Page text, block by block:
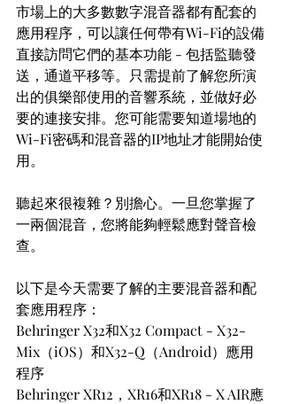
市場上的大多數數字混音器都有配套的
應用程序，可以讓任何帶有Wi-Fi的設備
直接訪問它們的基本功能 - 包括監聽發
送，通道平移等。只需提前了解您所演
出的俱樂部使用的音響系統，並做好必
要的連接安排。您可能需要知道場地的
Wi-Fi密碼和混音器的IP地址才能開始使
用。
聽起來很複雜？別擔心。一旦您掌握了
一兩個混音，您將能夠輕鬆應對聲音檢
查。
以下是今天需要了解的主要混音器和配
套應用程序：
Behringer X32和X32 Compact - X32-
Mix（iOS）和X32-Q（Android）應用
程序
Behringer XR12，XR16和XR18 - X AIR應